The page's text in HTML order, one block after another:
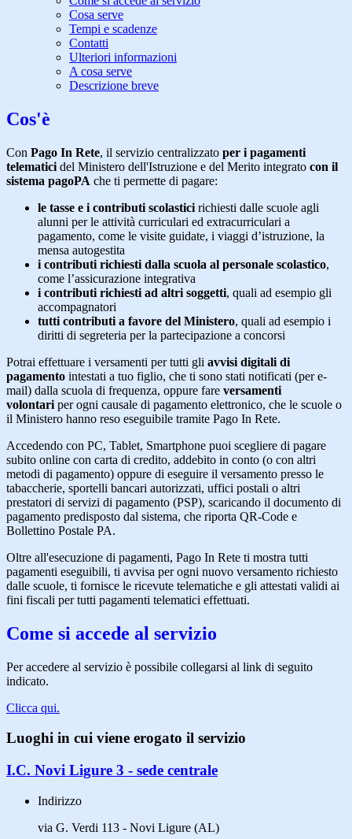
Cosa serve
Tempi e scadenze
Contatti
Ulteriori informazioni
A cosa serve
Descrizione breve
Cos'è
Con Pago In Rete, il servizio centralizzato per i pagamenti
telematici del Ministero dell'Istruzione e del Merito integrato con il
sistema pagoPA che ti permette di pagare:
le tasse e i contributi scolastici richiesti dalle scuole agli
alunni per le attività curriculari ed extracurriculari a
pagamento, come le visite guidate, i viaggi d’istruzione, la
mensa autogestita
i contributi richiesti dalla scuola al personale scolastico,
come l’assicurazione integrativa
i contributi richiesti ad altri soggetti, quali ad esempio gli
accompagnatori
tutti contributi a favore del Ministero, quali ad esempio i
diritti di segreteria per la partecipazione a concorsi
Potrai effettuare i versamenti per tutti gli avvisi digitali di
pagamento intestati a tuo figlio, che ti sono stati notificati (per e-
mail) dalla scuola di frequenza, oppure fare versamenti
volontari per ogni causale di pagamento elettronico, che le scuole o
il Ministero hanno reso eseguibile tramite Pago In Rete.
Accedendo con PC, Tablet, Smartphone puoi scegliere di pagare
subito online con carta di credito, addebito in conto (o con altri
metodi di pagamento) oppure di eseguire il versamento presso le
tabaccherie, sportelli bancari autorizzati, uffici postali o altri
prestatori di servizi di pagamento (PSP), scaricando il documento di
pagamento predisposto dal sistema, che riporta QR-Code e
Bollettino Postale PA.
Oltre all'esecuzione di pagamenti, Pago In Rete ti mostra tutti
pagamenti eseguibili, ti avvisa per ogni nuovo versamento richiesto
dalle scuole, ti fornisce le ricevute telematiche e gli attestati validi ai
fini fiscali per tutti pagamenti telematici effettuati.
Come si accede al servizio
Per accedere al servizio è possibile collegarsi al link di seguito
indicato.
Clicca qui.
Luoghi in cui viene erogato il servizio
I.C. Novi Ligure 3 - sede centrale
Indirizzo
via G. Verdi 113 - Novi Ligure (AL)